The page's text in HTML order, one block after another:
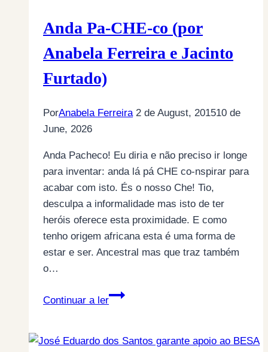
Anda Pa-CHE-co (por
Anabela Ferreira e Jacinto
Furtado)
PorAnabela Ferreira 2 de August, 201510 de
June, 2026
Anda Pacheco! Eu diria e não preciso ir longe
para inventar: anda lá pá CHE co-nspirar para
acabar com isto. És o nosso Che! Tio,
desculpa a informalidade mas isto de ter
heróis oferece esta proximidade. E como
tenho origem africana esta é uma forma de
estar e ser. Ancestral mas que traz também
o…
Continuar a ler
Anda
co